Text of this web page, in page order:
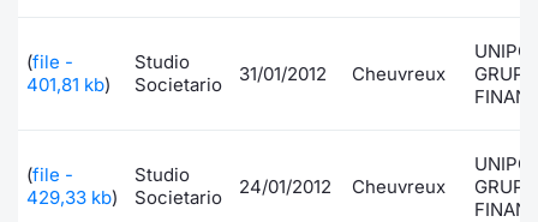
(file -
401,81 kb)
Studio
Societario
31/01/2012 Cheuvreux
(file -
429,33 kb)
Studio
Societario
24/01/2012 Cheuvreux
Avvisi